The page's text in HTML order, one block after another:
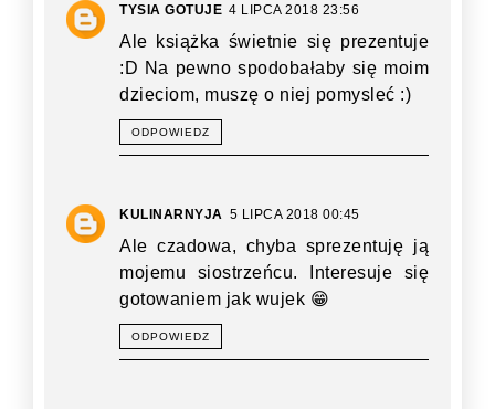
TYSIA GOTUJE 4 LIPCA 2018 23:56
Ale książka świetnie się prezentuje
:D Na pewno spodobałaby się moim
dzieciom, muszę o niej pomysleć :)
ODPOWIEDZ
KULINARNYJA 5 LIPCA 2018 00:45
Ale czadowa, chyba sprezentuję ją
mojemu siostrzeńcu. Interesuje się
gotowaniem jak wujek 😁
ODPOWIEDZ